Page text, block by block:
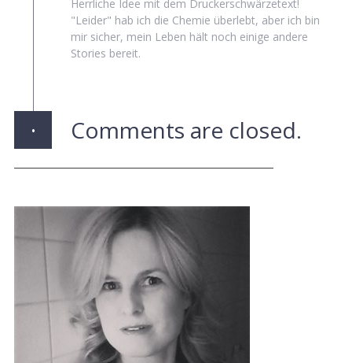
Herrliche Idee mit dem Druckerschwärzetext!
"Leider" hab ich die Chemie überlebt, aber ich bin
mir sicher, mein Leben hält noch einige andere
Stories bereit.
· Comments are closed.